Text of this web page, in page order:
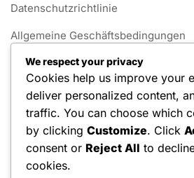
Datenschutzrichtlinie
Allgemeine Geschäftsbedingungen
Über
Kontaktieren Sie uns
Cookies und Tracking
Suche
We respect your privacy
Cookies help us improve your
deliver personalized content,
traffic. You can choose which
by clicking Customize. Click
consent or Reject All to
cookies.